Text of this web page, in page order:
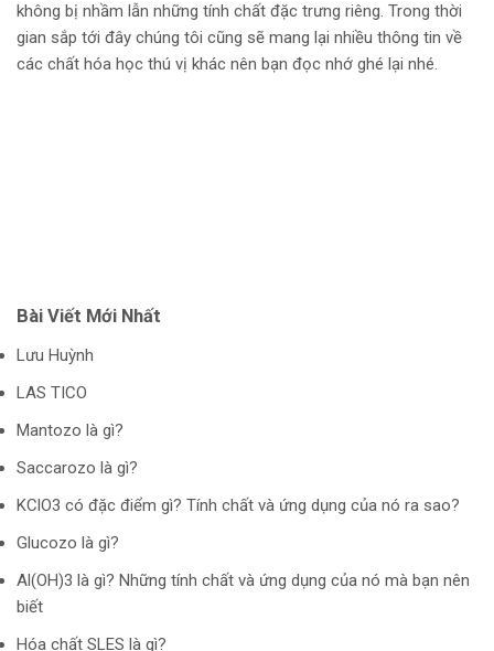
không bị nhầm lẫn những tính chất đặc trưng riêng. Trong thời
gian sắp tới đây chúng tôi cũng sẽ mang lại nhiều thông tin về
các chất hóa học thú vị khác nên bạn đọc nhớ ghé lại nhé.
Bài Viết Mới Nhất
Lưu Huỳnh
LAS TICO
Mantozo là gì?
Saccarozo là gì?
KClO3 có đặc điểm gì? Tính chất và ứng dụng của nó ra sao?
Glucozo là gì?
Al(OH)3 là gì? Những tính chất và ứng dụng của nó mà bạn nên
biết
Hóa chất SLES là gì?